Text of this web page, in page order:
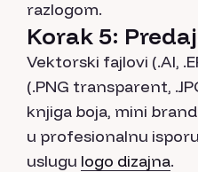
razlogom.
Korak 5:
Vektorski fajlovi (.AI,
(.PNG transparent,
knjiga boja, mini
u profesionalnu
uslugu logo dizajna.